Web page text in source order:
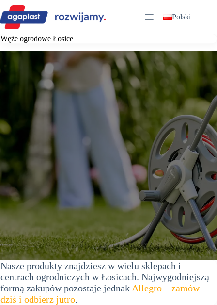
Przejdź
do
treści
Polski
Węże ogrodowe Łosice
Nasze produkty znajdziesz w wielu sklepach i
centrach ogrodniczych w Łosicach. Najwygodniejszą
formą zakupów pozostaje jednak Allegro–zamów
dziś i odbierz jutro.